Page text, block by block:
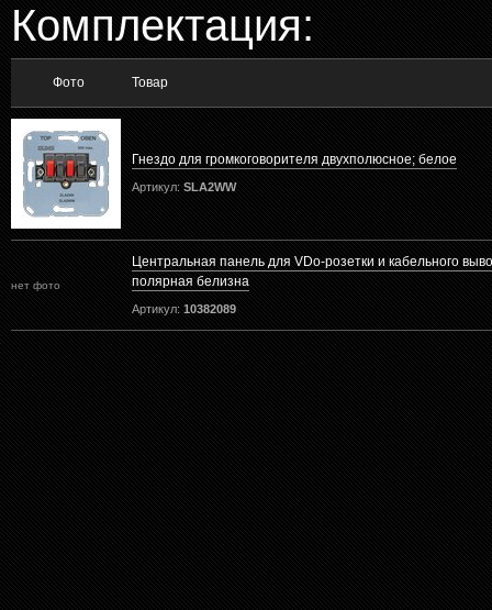
Комплектация:
Фото Товар
Гнездо для громкоговорителя двухполюсное; белое
Артикул: SLA2WW
нет фото
Центральная панель для VDo-розетки и кабельного
полярная белизна
Артикул: 10382089